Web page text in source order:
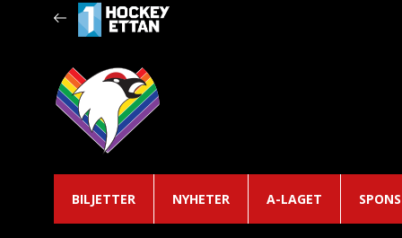
BILJETTER NYHETER A-LAGET